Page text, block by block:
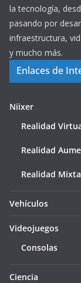
la tecnología,
pasando por
infraestructura,
y mucho más.
Enlaces de
Niixer
Realidad
Realidad
Realidad Mixta
Vehículos
Videojuegos
Consolas
Ciencia